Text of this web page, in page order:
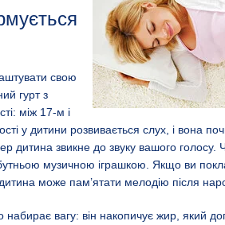
свою
гурт з
між 17-м і
у дитини розвивається слух, і вона
дитина звикне до звуку вашого голосу.
музичною іграшкою. Якщо ви
може пам’ятати мелодію після
набирає вагу: він накопичує жир, який